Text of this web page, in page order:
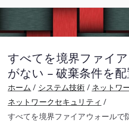
すべてを境界ファイ
がない – 破棄条件を
ホーム システム技術
ネットワ
ネットワークセキュリティ
すべてを境界ファイアウォールで